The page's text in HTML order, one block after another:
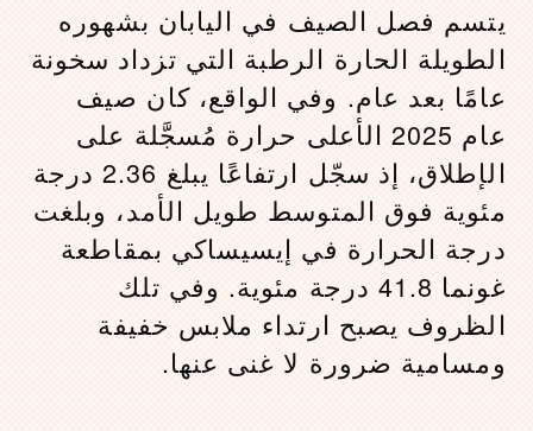
يتسم فصل الصيف في اليابان بشهوره
الطويلة الحارة الرطبة التي تزداد سخونة
عامًا بعد عام. وفي الواقع، كان صيف
عام 2025 الأعلى حرارة مُسجَّلة على
الإطلاق، إذ سجّل ارتفاعًا يبلغ 2.36 درجة
مئوية فوق المتوسط طويل الأمد، وبلغت
درجة الحرارة في إيسيساكي بمقاطعة
غونما 41.8 درجة مئوية. وفي تلك
الظروف يصبح ارتداء ملابس خفيفة
ومسامية ضرورة لا غنى عنها.